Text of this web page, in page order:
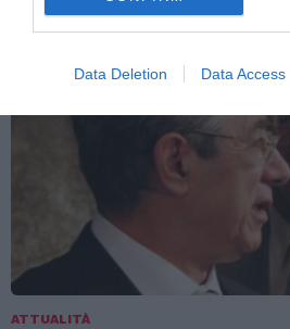
Data Deletion Data Access
ATTUALITÀ